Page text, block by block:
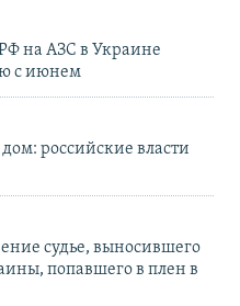
на АЗС в Украине
с июнем
российские власти
судье, выносившего
попавшего в плен в